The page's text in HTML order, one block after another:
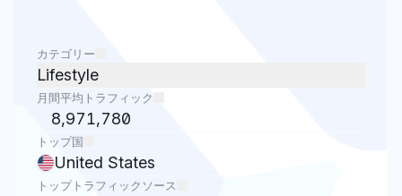
カテゴリー
Lifestyle
月間平均トラフィック
8,971,780
トップ国
United States
トップトラフィックソース